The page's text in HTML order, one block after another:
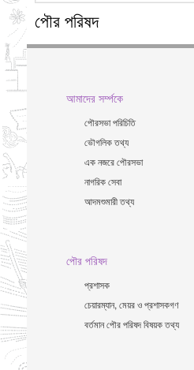
পৌর পরিষদ
আমাদের সর্ম্পকে
পৌরসভা পরিচিতি
ভৌগলিক তথ্য
এক নজরে পৌরসভা
নাগরিক সেবা
আদমশুমারী তথ্য
পৌর পরিষদ
প্রশাসক
চেয়ারম্যান, মেয়র ও প্রশাসকগণ
বর্তমান পৌর পরিষদ বিষয়ক তথ্য